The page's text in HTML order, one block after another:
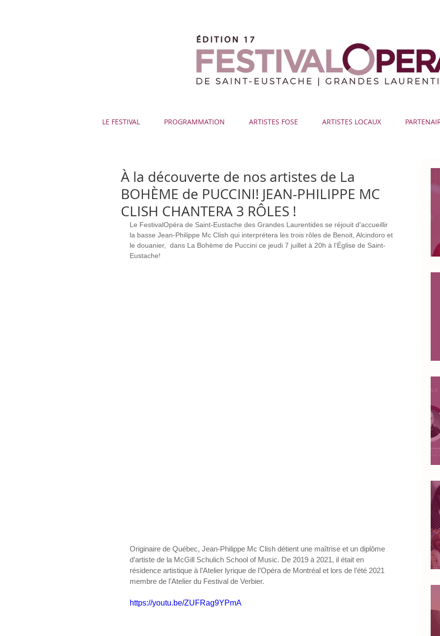
LE FESTIVAL PROGRAMMATION ARTISTES FOSE ARTISTES LOCAUX
À la découverte de nos artistes de La
BOHÈME de PUCCINI! JEAN-PHILIPPE MC
CLISH CHANTERA 3 RÔLES !
Le FestivalOpéra de Saint-Eustache des Grandes Laurentides se réjouit d'accueillir
la basse Jean-Philippe Mc Clish qui interprétera les trois rôles de Benoit, Alcindoro et
le douanier,  dans La Bohème de Puccini ce jeudi 7 juillet à 20h à l'Église de Saint-
Eustache!
Originaire de Québec, Jean-Philippe Mc Clish détient une maîtrise et un diplôme
d’artiste de la McGill Schulich School of Music. De 2019 à 2021, il était en
résidence artistique à l’Atelier lyrique de l’Opéra de Montréal et lors de l’été 2021
membre de l’Atelier du Festival de Verbier.
https://youtu.be/ZUFRag9YPmA